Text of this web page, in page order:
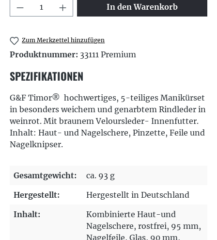
Produkt Anzahl: Gib denIn den Warenkorb
Zum Merkzettel hinzufügen
Produktnummer: 33111 Premium
SPEZIFIKATIONEN
G&F Timor® hochwertiges, 5-teiliges Manikürset
in besonders weichem und genarbtem Rindleder in
weinrot. Mit braunem Veloursleder- Innenfutter.
Inhalt: Haut- und Nagelschere, Pinzette, Feile und
Nagelknipser.
Gesamtgewicht:
ca. 93 g
Hergestellt:
Hergestellt in Deutschland
Inhalt:
Kombinierte Haut-und
Nagelschere, rostfrei, 95 mm,
Nagelfeile, Glas, 90 mm,